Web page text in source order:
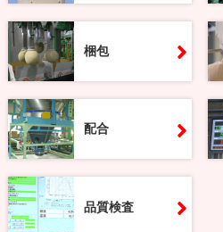
梱包
配合
品質検査